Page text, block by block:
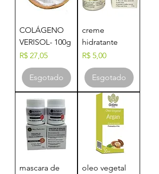
COLÁGENO
VERISOL- 100g
Preço
R$ 27,05
Esgotado
creme
hidratante
Preço
R$ 5,00
Esgotado
mascara de
oleo vegetal